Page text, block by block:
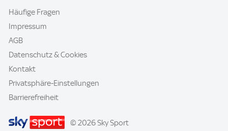
Häufige Fragen
Impressum
AGB
Datenschutz & Cookies
Kontakt
Privatsphäre-Einstellungen
Barrierefreiheit
© 2026 Sky Sport